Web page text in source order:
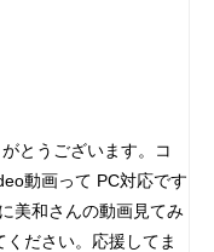
とうございます。コ
動画って PC対応です
美和さんの動画見てみ
ださい。応援してま